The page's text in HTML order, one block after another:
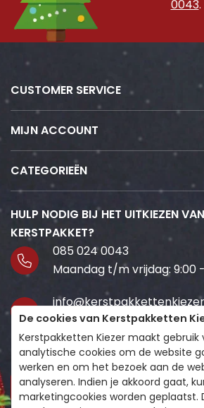
0043.
CUSTOMER SERVICE
MIJN ACCOUNT
CATEGORIEËN
HULP NODIG BIJ HET UITKIEZEN
KERSTPAKKET?
085 024 0043
Maandag t/m vrijdag: 9:00
Wij staan voor je klaar!
Volg ons
De cookies van Kerstpakketten
Kerstpakketten Kiezer maakt
analytische cookies om de website
werken en om het bezoek aan de
analyseren. Indien je akkoord gaat,
marketingcookies worden geplaatst.